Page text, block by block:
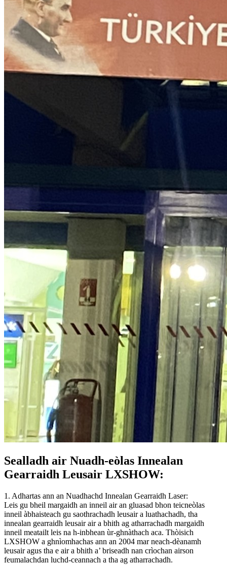
Sealladh air Nuadh-eòlas Innealan
Gearraidh Leusair LXSHOW:
1. Adhartas ann an Nuadhachd Innealan Gearraidh Laser:
Leis gu bheil margaidh an inneil air an gluasad bhon teicneòlas
inneil àbhaisteach gu saothrachadh leusair a luathachadh, tha
innealan gearraidh leusair air a bhith ag atharrachadh margaidh
inneil meatailt leis na h-inbhean ùr-ghnàthach aca. Thòisich
LXSHOW a ghnìomhachas ann an 2004 mar neach-dèanamh
leusair agus tha e air a bhith a’ briseadh nan crìochan airson
feumalachdan luchd-ceannach a tha ag atharrachadh.